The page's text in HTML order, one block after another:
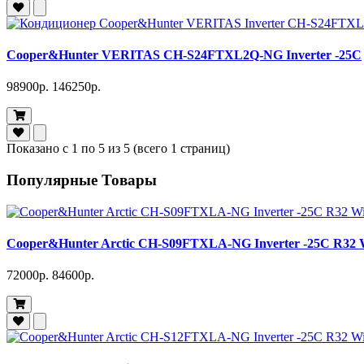
Cooper&Hunter VERITAS CH-S24FTXL2Q-NG Inverter -25C
98900р. 146250р.
Показано с 1 по 5 из 5 (всего 1 страниц)
Популярные Товары
Cooper&Hunter Arctic CH-S09FTXLA-NG Inverter -25C R32
72000р. 84600р.